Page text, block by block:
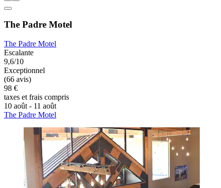
The Padre Motel
The Padre Motel
Escalante
9,6/10
Exceptionnel
(66 avis)
98 €
taxes et frais compris
10 août - 11 août
The Padre Motel